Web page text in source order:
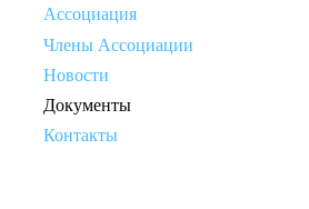
Footer
menu
2
Ассоциация
Члены Ассоциации
Новости
Документы
Контакты